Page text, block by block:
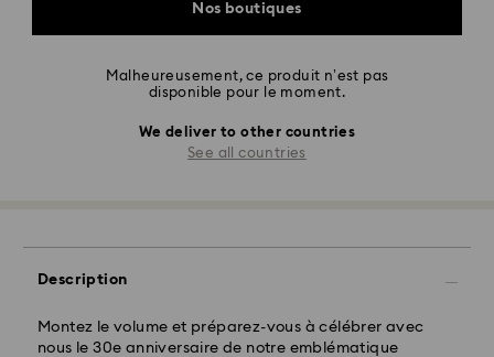
Nos boutiques
Malheureusement, ce produit n’est pas
disponible pour le moment.
We deliver to other countries
See all countries
Description
Montez le volume et préparez-vous à célébrer avec
nous le 30e anniversaire de notre emblématique